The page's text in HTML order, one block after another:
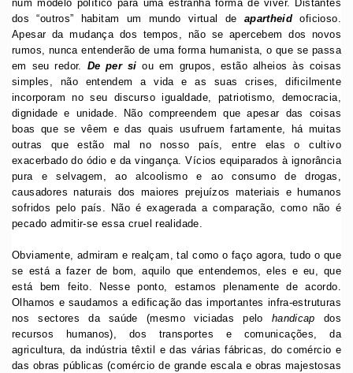
num modelo político para uma estranha forma de viver. Distantes
dos “outros” habitam um mundo virtual de apartheid oficioso.
Apesar da mudança dos tempos, não se apercebem dos novos
rumos, nunca entenderão de uma forma humanista, o que se passa
em seu redor. De per si ou em grupos, estão alheios às coisas
simples, não entendem a vida e as suas crises, dificilmente
incorporam no seu discurso igualdade, patriotismo, democracia,
dignidade e unidade. Não compreendem que apesar das coisas
boas que se vêem e das quais usufruem fartamente, há muitas
outras que estão mal no nosso país, entre elas o cultivo
exacerbado do ódio e da vingança. Vícios equiparados à ignorância
pura e selvagem, ao alcoolismo e ao consumo de drogas,
causadores naturais dos maiores prejuízos materiais e humanos
sofridos pelo país. Não é exagerada a comparação, como não é
pecado admitir-se essa cruel realidade.
Obviamente, admiram e realçam, tal como o faço agora, tudo o que
se está a fazer de bom, aquilo que entendemos, eles e eu, que
está bem feito. Nesse ponto, estamos plenamente de acordo.
Olhamos e saudamos a edificação das importantes infra-estruturas
nos sectores da saúde (mesmo viciadas pelo handicap dos
recursos humanos), dos transportes e comunicações, da
agricultura, da indústria têxtil e das várias fábricas, do comércio e
das obras públicas (comércio de grande escala e obras majestosas